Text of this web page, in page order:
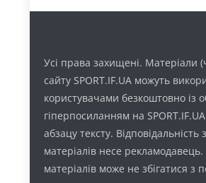
Усі права захищені. Матеріали
сайту SPORT.IF.UA можуть
користувачами безкоштовно із
гіперпосиланням на
абзацу тексту.
матеріалів несе
матеріалів може не збігатися з